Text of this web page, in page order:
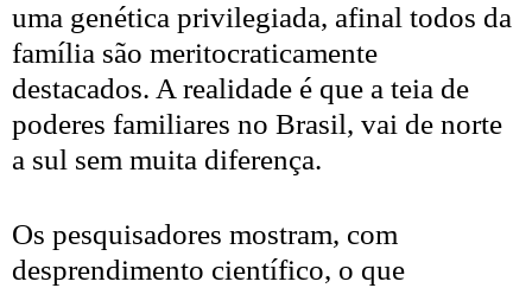
uma genética privilegiada, afinal todos da
família são meritocraticamente
destacados. A realidade é que a teia de
poderes familiares no Brasil, vai de norte
a sul sem muita diferença.
Os pesquisadores mostram, com
desprendimento científico, o que